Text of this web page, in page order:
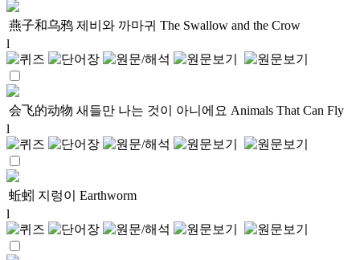
燕子和乌鸦 제비와 까마귀 The Swallow and the Crow
l
会飞的动物 새들만 나는 것이 아니에요 Animals That Can Fly
l
蚯蚓 지렁이
Earthworm
l